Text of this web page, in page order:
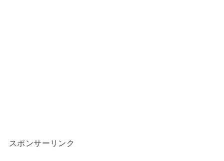
スポンサーリンク